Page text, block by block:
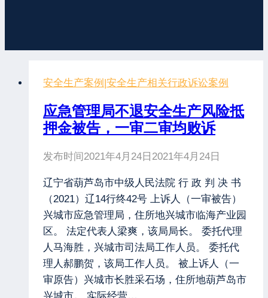
安全生产案例 |安全生产相关行政诉讼案例
应急管理局不退安全生产风险抵
押金被告，一审二审均败诉
发布时间2021年4月24日 2021年4月24日
辽宁省葫芦岛市中级人民法院 行 政 判 决 书
（2021）辽14行终42号 上诉人（一审被告）
兴城市应急管理局，住所地兴城市临海产业园
区。 法定代表人梁爽，该局局长。 委托代理
人马海胜，兴城市司法局工作人员。 委托代
理人郝鹏贺，该局工作人员。 被上诉人（一
审原告）兴城市长胜采石场，住所地葫芦岛市